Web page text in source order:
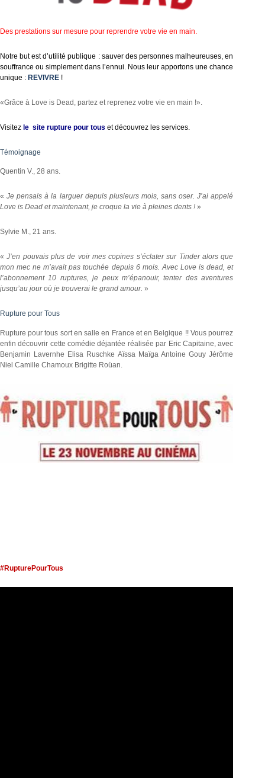
Des prestations sur mesure pour reprendre votre vie en main.
Notre but est d’utilité publique : sauver des personnes malheureuses, en
souffrance ou simplement dans l’ennui. Nous leur apportons une chance
unique : REVIVRE !
«Grâce à Love is Dead, partez et reprenez votre vie en main !».
Visitez le site rupture pour tous et découvrez les services.
Témoignage
Quentin V., 28 ans.
«Je pensais à la larguer depuis plusieurs mois, sans oser. J’ai appelé
Love is Dead et maintenant, je croque la vie à pleines dents ! »
Sylvie M., 21 ans.
«J’en pouvais plus de voir mes copines s’éclater sur Tinder alors que
mon mec ne m’avait pas touchée depuis 6 mois. Avec Love is dead, et
l’abonnement 10 ruptures, je peux m’épanouir, tenter des aventures
jusqu’au jour où je trouverai le grand amour. »
Rupture pour Tous
Rupture pour tous sort en salle en France et en Belgique !! Vous pourrez
enfin découvrir cette comédie déjantée réalisée par Eric Capitaine, avec
Benjamin Lavernhe Elisa Ruschke Aïssa Maïga Antoine Gouy Jérôme
Niel Camille Chamoux Brigitte Roüan.
#RupturePourTous